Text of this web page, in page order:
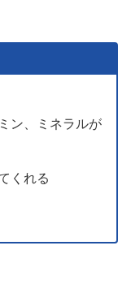
ン、ミネラルが
くれる